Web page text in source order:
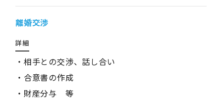
離婚交渉
詳細
・相手との交渉、話し合い
・合意書の作成
・財産分与 等